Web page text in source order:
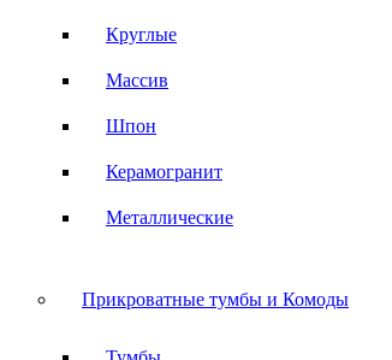
Круглые
Массив
Шпон
Керамогранит
Металлические
Прикроватные тумбы и Комоды